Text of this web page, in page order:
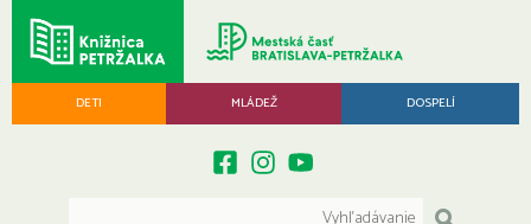
DETI MLÁDEŽ DOSPELÍ